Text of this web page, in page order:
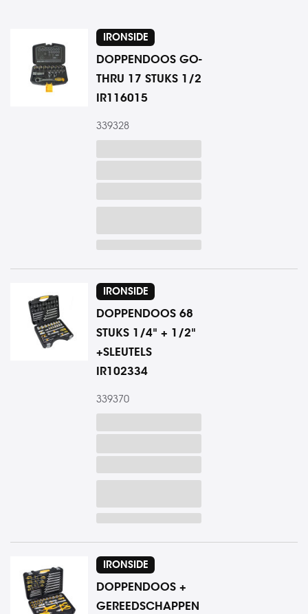
IRONSIDE
DOPPENDOOS GO-
THRU 17 STUKS 1/2
IR116015
339328
IRONSIDE
DOPPENDOOS 68
STUKS 1/4" + 1/2"
+SLEUTELS
IR102334
339370
IRONSIDE
DOPPENDOOS +
GEREEDSCHAPPEN